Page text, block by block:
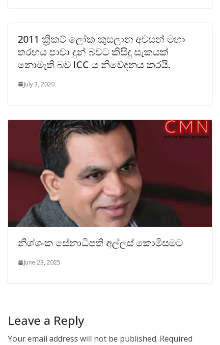
2011 ක්‍රිකට් ලෝක කුසලාන අවසන් මහා
තරඟය පාවා දුන් බවට කිසිදු සැකයක්
නොමැති බව ICC ය නිවේදනය කරයි.
July 3, 2020
නිශ්ශංක සේනාධිපති අල්ලස් කොමිසමට
June 23, 2025
Leave a Reply
Your email address will not be published. Required